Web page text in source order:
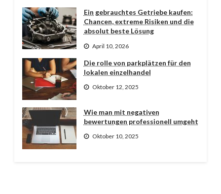
Ein gebrauchtes Getriebe kaufen:
Chancen, extreme Risiken und die
absolut beste Lösung
April 10, 2026
Die rolle von parkplätzen für den
lokalen einzelhandel
Oktober 12, 2025
Wie man mit negativen
bewertungen professionell umgeht
Oktober 10, 2025